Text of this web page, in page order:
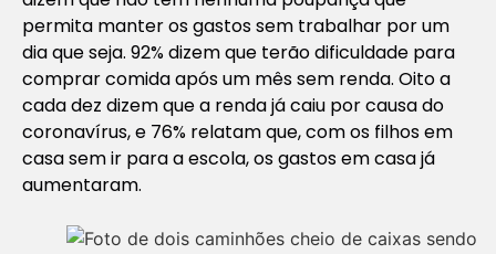
permita manter os gastos sem trabalhar por um
dia que seja. 92% dizem que terão dificuldade para
comprar comida após um mês sem renda. Oito a
cada dez dizem que a renda já caiu por causa do
coronavírus, e 76% relatam que, com os filhos em
casa sem ir para a escola, os gastos em casa já
aumentaram.